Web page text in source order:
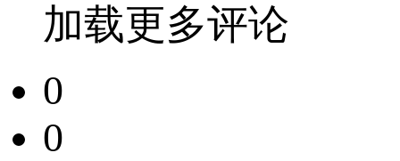
加载更多评论
0
0